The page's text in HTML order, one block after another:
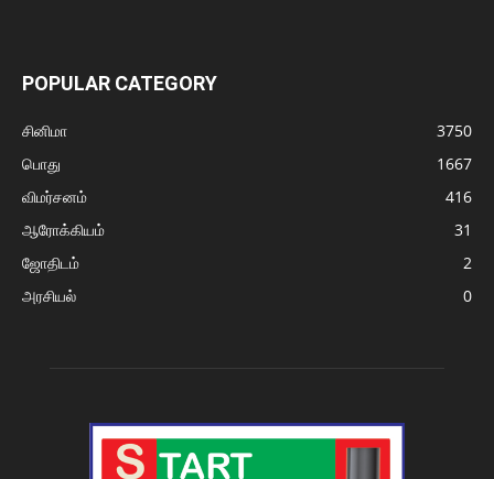
POPULAR CATEGORY
சினிமா
3750
பொது
1667
விமர்சனம்
416
ஆரோக்கியம்
31
ஜோதிடம்
2
அரசியல்
0